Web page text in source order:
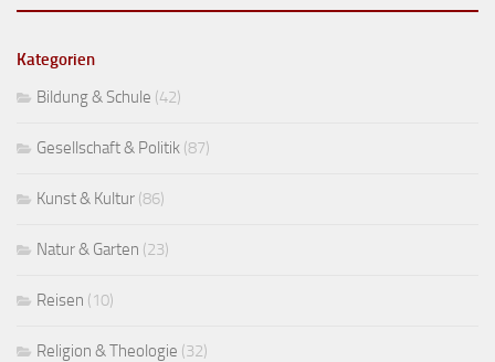
Kategorien
Bildung & Schule (42)
Gesellschaft & Politik (87)
Kunst & Kultur (86)
Natur & Garten (23)
Reisen (10)
Religion & Theologie (32)